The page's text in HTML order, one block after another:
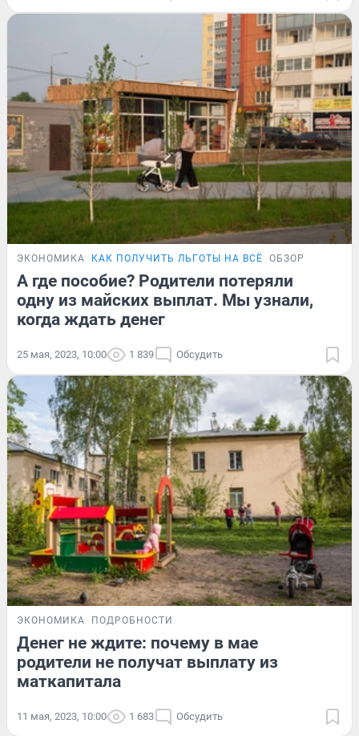
ЭКОНОМИКА КАК ПОЛУЧИТЬ ЛЬГОТЫ НА ВСЁ ОБЗОР
А где пособие? Родители потеряли
одну из майских выплат. Мы узнали,
когда ждать денег
25 мая, 2023, 10:00 1 839 Обсудить
ЭКОНОМИКА ПОДРОБНОСТИ
Денег не ждите: почему в мае
родители не получат выплату из
маткапитала
11 мая, 2023, 10:00 1 683 Обсудить